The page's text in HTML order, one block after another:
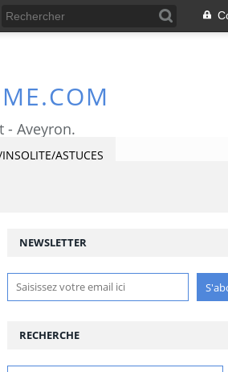
- Aveyron.
ASTUCES
NEWSLETTER
RECHERCHE